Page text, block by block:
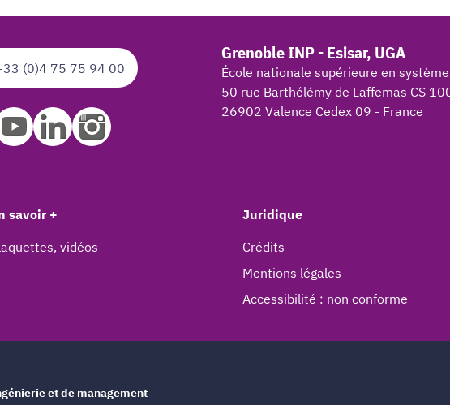
(0)4 75 75 94 00
Grenoble INP - Esisar, UGA
École nationale supérieure en
50 rue Barthélémy de Laffemas CS
26902 Valence Cedex 09 - France
savoir +
vidéos
Juridique
Crédits
Mentions légales
Accessibilité : non conforme
et de management